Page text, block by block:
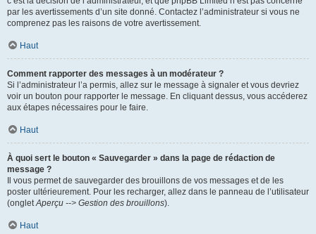
par les avertissements d’un site donné. Contactez l’administrateur si vous ne
comprenez pas les raisons de votre avertissement.
Haut
Comment rapporter des messages à un modérateur ?
Si l’administrateur l’a permis, allez sur le message à signaler et vous devriez
voir un bouton pour rapporter le message. En cliquant dessus, vous accéderez
aux étapes nécessaires pour le faire.
Haut
À quoi sert le bouton « Sauvegarder » dans la page de rédaction de
message ?
Il vous permet de sauvegarder des brouillons de vos messages et de les
poster ultérieurement. Pour les recharger, allez dans le panneau de l’utilisateur
(ongletAperçu --> Gestion des brouillons).
Haut